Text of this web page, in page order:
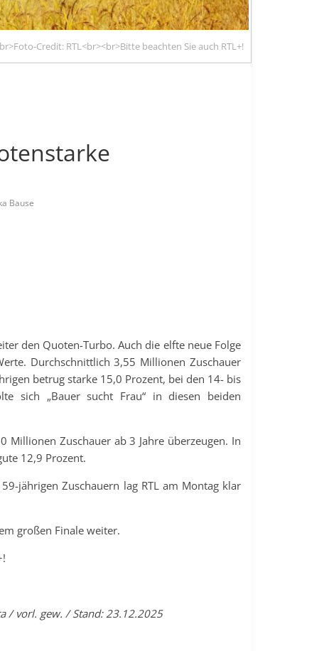
Credit: RTL<br><br>Bitte beachten Sie auch RTL+!
Bause
den Quoten-Turbo. Auch die elfte neue Folge
Durchschnittlich 3,55 Millionen Zuschauer
betrug starke 15,0 Prozent, bei den 14- bis
sich „Bauer sucht Frau“ in diesen beiden
Millionen Zuschauer ab 3 Jahre überzeugen. In
12,9 Prozent.
jährigen Zuschauern lag RTL am Montag klar
großen Finale weiter.
/ vorl. gew. / Stand: 23.12.2025